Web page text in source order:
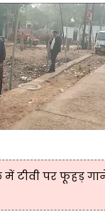
टीवी पर फूहड़